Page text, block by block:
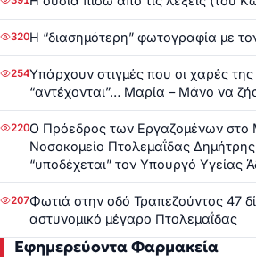
320Η “διασημότερη” φωτογραφία με
254Υπάρχουν στιγμές που οι χαρές
“αντέχονται”… Μαρία – Μάνο να
220Ο Πρόεδρος των Εργαζομένων στο
Νοσοκομείο Πτολεμαΐδας
“υποδέχεται” τον Υπουργό Υγείας
207Φωτιά στην οδό Τραπεζούντος 47
αστυνομικό μέγαρο Πτολεμαΐδας
Εφημερεύοντα Φαρμακεία